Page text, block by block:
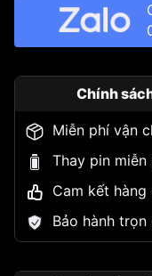
Chính
Miễn phí vận
Thay pin
Cam kết hàng
Bảo hành